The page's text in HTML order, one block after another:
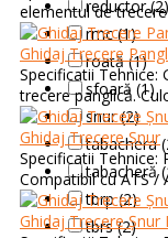
reductor (2)
rmc (1)
roată (1)
sfoară (1)
snur (2)
tabachera
tabacheră
tbrp (2)
tbrs (2)
elementul de
Ghidaj Trecere
Specificatii Tehnice:
trecere panglică.
Ghidaj Trecere Șnur
Specificatii Tehnice:
Compatibil cu ATS /
Ghidaj Trecere Șnur